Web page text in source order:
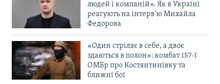
людей і компаній». Як в Україні
реагують на інтерв’ю Михайла
Федорова
«Один стріляє в себе, а двоє
здаються в полон»: комбат 157-ї
ОМБр про Костянтинівку та
ближні бої